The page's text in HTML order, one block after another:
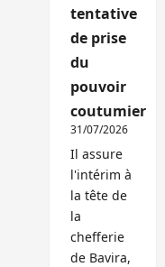
tentative
de prise
du
pouvoir
coutumier
31/07/2026
Il assure
l'intérim à
la tête de
la
chefferie
de Bavira,